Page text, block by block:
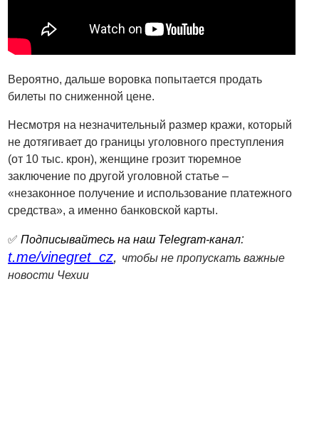
Вероятно, дальше воровка попытается продать
билеты по сниженной цене.
Несмотря на незначительный размер кражи, который
не дотягивает до границы уголовного преступления
(от 10 тыс. крон), женщине грозит тюремное
заключение по другой уголовной статье –
«незаконное получение и использование платежного
средства», а именно банковской карты.
✅Подписывайтесь на наш Telegram-канал:
t.me/vinegret_cz, чтобы не пропускать важные
новости Чехии